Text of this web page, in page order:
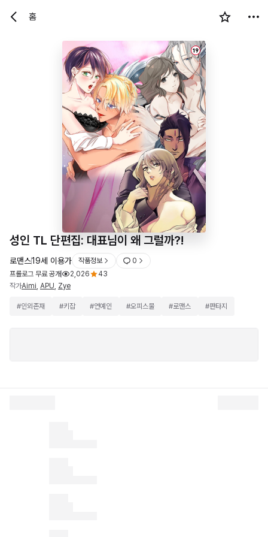
홈
성인 TL 단편집: 대표님이 왜 그럴까?!
로맨스19세 이용가 작품정보
0
프롤로그 무료 공개
2,026
43
작가Aimi APU Zye
#인외존재 #키잡 #연예인 #오피스물 #로맨스 #판타지